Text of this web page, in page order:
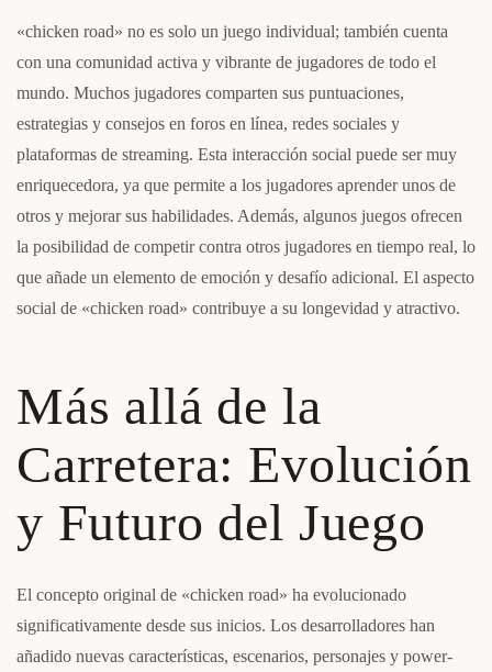
«chicken road» no es solo un juego individual; también cuenta
con una comunidad activa y vibrante de jugadores de todo el
mundo. Muchos jugadores comparten sus puntuaciones,
estrategias y consejos en foros en línea, redes sociales y
plataformas de streaming. Esta interacción social puede ser muy
enriquecedora, ya que permite a los jugadores aprender unos de
otros y mejorar sus habilidades. Además, algunos juegos ofrecen
la posibilidad de competir contra otros jugadores en tiempo real, lo
que añade un elemento de emoción y desafío adicional. El aspecto
social de «chicken road» contribuye a su longevidad y atractivo.
Más allá de la
Carretera: Evolución
y Futuro del Juego
El concepto original de «chicken road» ha evolucionado
significativamente desde sus inicios. Los desarrolladores han
añadido nuevas características, escenarios, personajes y power-